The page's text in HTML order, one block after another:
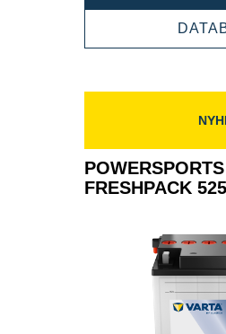
FRESHPACK